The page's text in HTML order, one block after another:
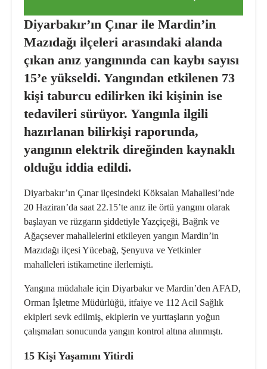
Diyarbakır’ın Çınar ile Mardin’in
Mazıdağı ilçeleri arasındaki alanda
çıkan anız yangınında can kaybı sayısı
15’e yükseldi. Yangından etkilenen 73
kişi taburcu edilirken iki kişinin ise
tedavileri sürüyor. Yangınla ilgili
hazırlanan bilirkişi raporunda,
yangının elektrik direğinden kaynaklı
olduğu iddia edildi.
Diyarbakır’ın Çınar ilçesindeki Köksalan Mahallesi’nde
20 Haziran’da saat 22.15’te anız ile örtü yangını olarak
başlayan ve rüzgarın şiddetiyle Yazçiçeği, Bağrık ve
Ağaçsever mahallelerini etkileyen yangın Mardin’in
Mazıdağı ilçesi Yücebağ, Şenyuva ve Yetkinler
mahalleleri istikametine ilerlemişti.
Yangına müdahale için Diyarbakır ve Mardin’den AFAD,
Orman İşletme Müdürlüğü, itfaiye ve 112 Acil Sağlık
ekipleri sevk edilmiş, ekiplerin ve yurttaşların yoğun
çalışmaları sonucunda yangın kontrol altına alınmıştı.
15 Kişi Yaşamını Yitirdi